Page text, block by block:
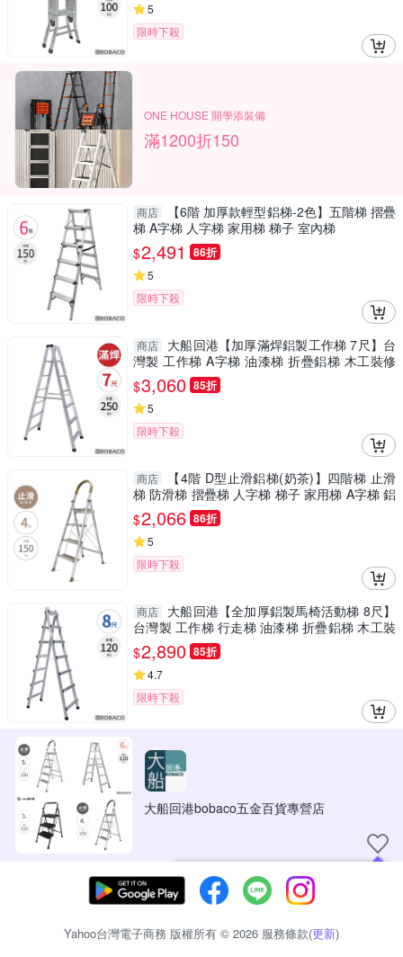
5
限時下殺
ONE HOUSE 開學添裝備
滿1200折150
商店
【6階 加厚款輕型鋁梯-2色】五階梯 摺疊
梯 A字梯 人字梯 家用梯 梯子 室內梯
$2,491 86折
5
限時下殺
商店
大船回港【加厚滿焊鋁製工作梯 7尺】台
灣製 工作梯 A字梯 油漆梯 折疊鋁梯 木工裝修
梯子
$3,060 85折
5
限時下殺
商店
【4階 D型止滑鋁梯(奶茶)】四階梯 止滑
梯 防滑梯 摺疊梯 人字梯 梯子 家用梯 A字梯 鋁
製梯
$2,066 86折
5
限時下殺
商店
大船回港【全加厚鋁製馬椅活動梯 8尺】
台灣製 工作梯 行走梯 油漆梯 折疊鋁梯 木工裝
修梯子
$2,890 85折
4.7
限時下殺
大船回港bobaco五金百貨專營店
現在可以追蹤你喜愛的商店！
Yahoo台灣電子商務 版權所有 © 2026 服務條款(更新)